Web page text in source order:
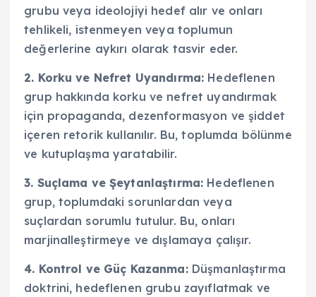
grubu veya ideolojiyi hedef alır ve onları
tehlikeli, istenmeyen veya toplumun
değerlerine aykırı olarak tasvir eder.
2. Korku ve Nefret Uyandırma: Hedeflenen
grup hakkında korku ve nefret uyandırmak
için propaganda, dezenformasyon ve şiddet
içeren retorik kullanılır. Bu, toplumda bölünme
ve kutuplaşma yaratabilir.
3. Suçlama ve Şeytanlaştırma: Hedeflenen
grup, toplumdaki sorunlardan veya
suçlardan sorumlu tutulur. Bu, onları
marjinalleştirmeye ve dışlamaya çalışır.
4. Kontrol ve Güç Kazanma:Düşmanlaştırma
doktrini, hedeflenen grubu zayıflatmak ve